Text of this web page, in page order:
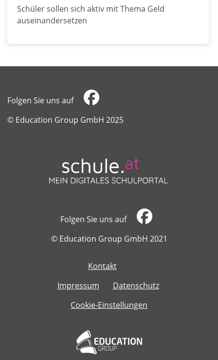
Schüler sollen sich aktiv mit Thema Geld
auseinandersetzen
Folgen Sie uns auf
​​​​​​​© Education Group GmbH 2025
Folgen Sie uns auf
​​​​​​​© Education Group GmbH 2021
Kontakt
Impressum
Datenschutz
Cookie-Einstellungen